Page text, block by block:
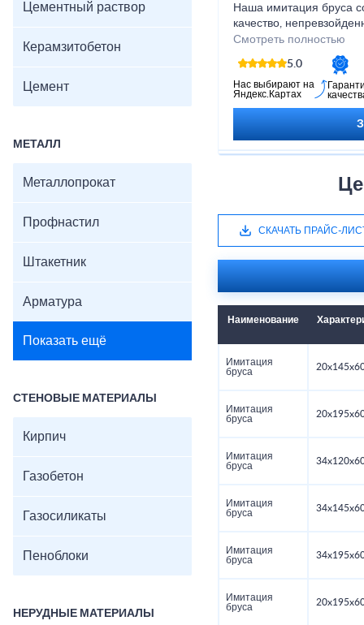
Цементный раствор
Керамзитобетон
Цемент
МЕТАЛЛ
Металлопрокат
Профнастил
Штакетник
Арматура
Показать ещё
СТЕНОВЫЕ МАТЕРИАЛЫ
Кирпич
Газобетон
Газосиликаты
Пеноблоки
НЕРУДНЫЕ МАТЕРИАЛЫ
Наша имитация бруса
качество,
Благодаря
высококлассных
бруса, которая
настоящий деревянный
установке, долговечна
Смотреть полностью
5.0
Нас выбирают на
Яндекс.Картах
СКАЧАТЬ ПРАЙС-
Наименование
Имитация
бруса
Имитация
бруса
Имитация
бруса
Имитация
бруса
Имитация
бруса
Имитация
бруса